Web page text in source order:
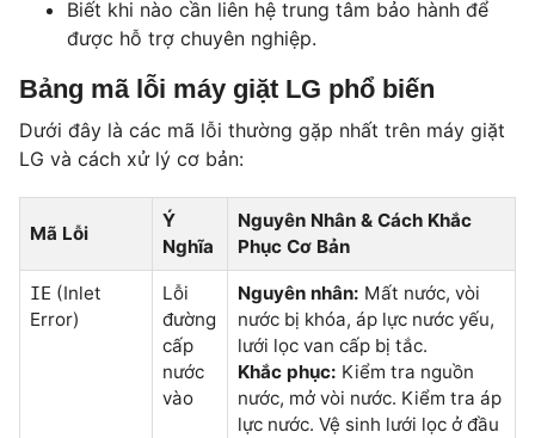
Biết khi nào cần liên hệ trung tâm bảo hành để
được hỗ trợ chuyên nghiệp.
Bảng mã lỗi máy giặt LG phổ biến
Dưới đây là các mã lỗi thường gặp nhất trên máy giặt
LG và cách xử lý cơ bản:
Mã Lỗi
Ý
Nghĩa
Nguyên Nhân & Cách Khắc
Phục Cơ Bản
IE (Inlet
Error)
Lỗi
đường
cấp
nước
vào
Nguyên nhân: Mất nước, vòi
nước bị khóa, áp lực nước yếu,
lưới lọc van cấp bị tắc.
Khắc phục: Kiểm tra nguồn
nước, mở vòi nước. Kiểm tra áp
lực nước. Vệ sinh lưới lọc ở đầu